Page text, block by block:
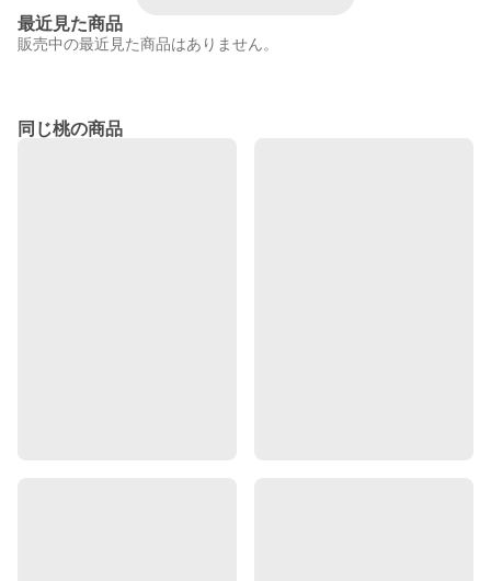
最近見た商品
販売中の最近見た商品はありません。
同じ桃の商品